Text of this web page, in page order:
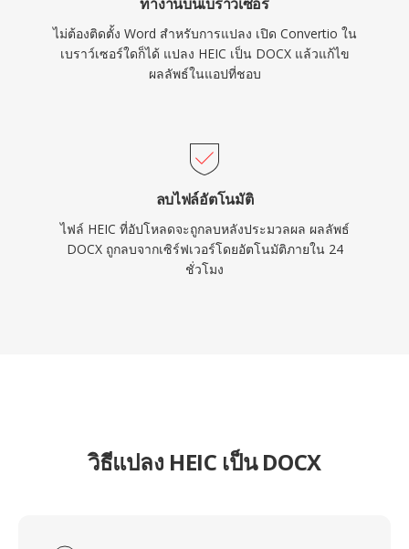
ไม่ต้องติดตั้ง Word สำหรับการแปลง เปิด Convertio ใน
เบราว์เซอร์ใดก็ได้ แปลง HEIC เป็น DOCX แล้วแก้ไข
ผลลัพธ์ในแอปที่ชอบ
ลบไฟล์อัตโนมัติ
ไฟล์ HEIC ที่อัปโหลดจะถูกลบหลังประมวลผล ผลลัพธ์
DOCX ถูกลบจากเซิร์ฟเวอร์โดยอัตโนมัติภายใน 24
ชั่วโมง
วิธีแปลง HEIC เป็น DOCX